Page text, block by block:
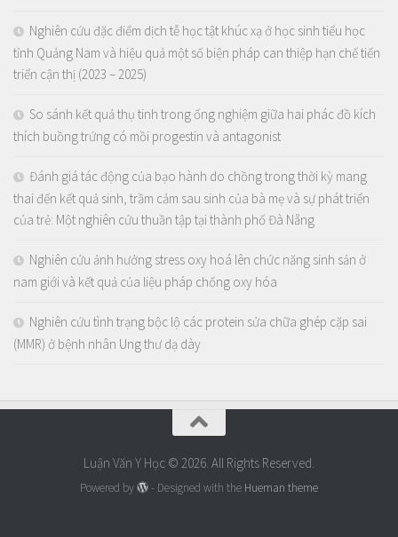
Nghiên cứu đặc điểm dịch tễ học tật khúc xạ ở học sinh tiểu học
tỉnh Quảng Nam và hiệu quả một số biện pháp can thiệp hạn chế tiến
triển cận thị (2023 – 2025)
So sánh kết quả thụ tinh trong ống nghiệm giữa hai phác đồ kích
thích buồng trứng có mồi progestin và antagonist
Đánh giá tác động của bạo hành do chồng trong thời kỳ mang
thai đến kết quả sinh, trầm cảm sau sinh của bà mẹ và sự phát triển
của trẻ: Một nghiên cứu thuần tập tại thành phố Đà Nẵng
Nghiên cứu ảnh hưởng stress oxy hoá lên chức năng sinh sản ở
nam giới và kết quả của liệu pháp chống oxy hóa
Nghiên cứu tình trạng bộc lộ các protein sửa chữa ghép cặp sai
(MMR) ở bệnh nhân Ung thư dạ dày
Luận Văn Y Học © 2026. All Rights Reserved.
Powered by - Designed with the Hueman theme